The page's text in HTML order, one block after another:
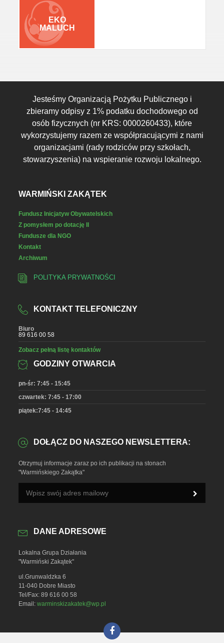
EKO
MALUCH
Jesteśmy Organizacją Pożytku Publicznego i
zbieramy odpisy z 1% podatku dochodowego od
osób fizycznych (nr KRS: 0000260433), które
wykorzystujemy razem ze współpracującymi z nami
organizacjami (rady rodziców przy szkołach,
stowarzyszenia) na wspieranie rozwoju lokalnego.
WARMIŃSKI ZAKĄTEK
Fundusz Inicjatyw Obywatelskich
Z pomysłem po dotację II
Fundusze dla NGO
Kontakt
Archiwum
POLITYKA PRYWATNOŚCI
KONTAKT TELEFONICZNY
Biuro
89 616 00 58
Zobacz pełną listę kontaktów
GODZINY OTWARCIA
pn-śr: 7:45 - 15:45
czwartek: 7:45 - 17:00
piątek:7:45 - 14:45
DOŁĄCZ DO NASZEGO NEWSLETTERA:
Otrzymuj informacje zaraz po ich publikacji na stonach
"Warmińskiego Zakątka"
DANE ADRESOWE
Lokalna Grupa Działania
"Warmiński Zakątek"
ul.Grunwaldzka 6
11-040 Dobre Miasto
Tel/Fax: 89 616 00 58
Email:warminskizakatek@wp.pl